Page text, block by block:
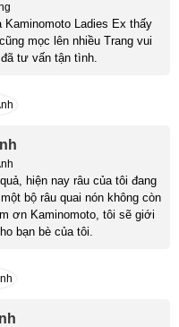
Ladies Ex thấy
mọc lên nhiều Trang vui
tư vấn tận tình.
hiện nay râu của tôi đang
bộ râu quai nón không còn
ơn Kaminomoto, tôi sẽ giới
bạn bè của tôi.